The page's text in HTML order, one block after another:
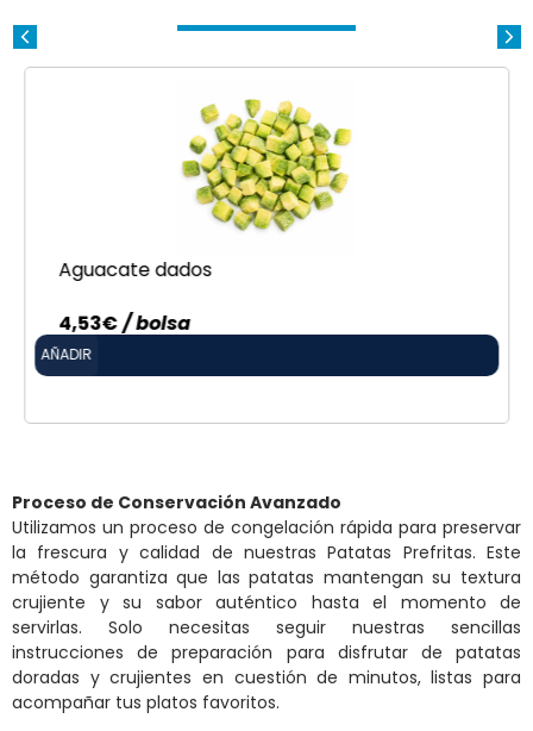
Aguacate dados
4,53€/ bolsa
AÑADIR
Proceso de Conservación Avanzado
Utilizamos un proceso de congelación rápida para preservar
la frescura y calidad de nuestras Patatas Prefritas. Este
método garantiza que las patatas mantengan su textura
crujiente y su sabor auténtico hasta el momento de
servirlas. Solo necesitas seguir nuestras sencillas
instrucciones de preparación para disfrutar de patatas
doradas y crujientes en cuestión de minutos, listas para
acompañar tus platos favoritos.